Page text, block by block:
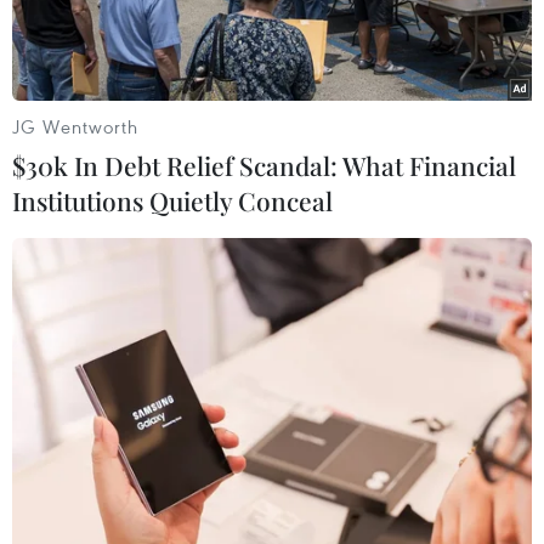
quyền biển đảo.
Ông Mai Văn Khôi đại diện Tộc Mai Văn hiến tặng 07 sắc bằng
liên quan đến thủy quân triều Nguyễn cho Nhà Trưng bày
Hoàng Sa. (Ảnh: Thanh Phong/Vietnam+)
Sáng 5/6, tại Nhà Trưng bày Hoàng Sa (thành
JG Wentworth
$30k In Debt Relief Scandal: What Financial
Institutions Quietly Conceal